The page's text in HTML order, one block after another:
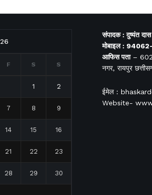
F S S
1 2
7 8 9
14 15 16
21 22 23
28 29 30
संपादक : दुष्यंत दास
मोबाइल :
आफिसपता– 602
नगर, रायपुर
ईमेल :
Website-